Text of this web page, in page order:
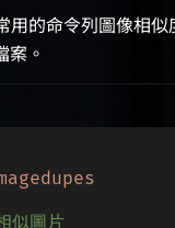
用的命令列圖像相似
。
似圖片